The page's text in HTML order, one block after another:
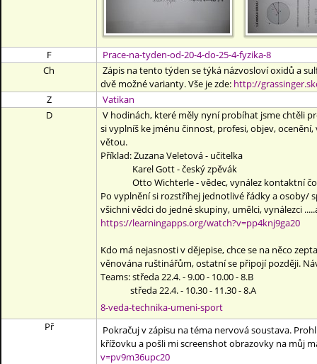
F
Prace-na-tyden-od-20-4-do-25-4-fyzika-8
Ch
Zápis na tento týden se týká názvosloví oxidů a
dvě možné varianty. Vše je zde: http://
Z
Vatikan
D
V hodinách, které měly nyní probíhat jsme chtěli
si vyplníš ke jménu činnost, profesi, objev,
větou.
Příklad: Zuzana Veletová - učitelka
Karel Gott - český zpěvák
Otto Wichterle - vědec, vynález kontaktní
Po vyplnění si rozstříhej jednotlivé řádky a osoby/
všichni vědci do jedné skupiny, umělci, vynálezci
https://learningapps.org/watch?v=pp4knj9ga20
Kdo má nejasnosti v dějepise, chce se na něco
věnována ruštinářům, ostatní se připojí později.
Teams: středa 22.4. - 9.00 - 10.00 - 8.B
středa 22.4. - 10.30 - 11.30 - 8.A
8-veda-technika-umeni-sport
Př
Pokračuj v zápisu na téma nervová soustava.
křížovku a pošli mi screenshot obrazovky na můj
v=pv9m36upc20